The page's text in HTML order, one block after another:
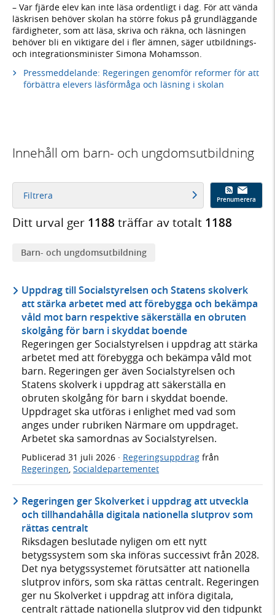
– Var fjärde elev kan inte läsa ordentligt i dag. För att vända
läskrisen behöver skolan ha större fokus på grundläggande
färdigheter, som att läsa, skriva och räkna, och läsningen
behöver bli en viktigare del i fler ämnen, säger utbildnings-
och integrationsminister Simona Mohamsson.
Pressmeddelande: Regeringen genomför reformer för att
förbättra elevers läsförmåga och läsning i skolan
Innehåll om barn- och ungdomsutbildning
Filtrera Prenumerera
Ditt urval ger 1188 träffar av totalt 1188
Barn- och ungdomsutbildning
Uppdrag till Socialstyrelsen och Statens skolverk
att stärka arbetet med att förebygga och bekämpa
våld mot barn respektive säkerställa en obruten
skolgång för barn i skyddat boende
Regeringen ger Socialstyrelsen i uppdrag att stärka
arbetet med att förebygga och bekämpa våld mot
barn. Regeringen ger även Socialstyrelsen och
Statens skolverk i uppdrag att säkerställa en
obruten skolgång för barn i skyddat boende.
Uppdraget ska utföras i enlighet med vad som
anges under rubriken Närmare om uppdraget.
Arbetet ska samordnas av Socialstyrelsen.
Publicerad 31 juli 2026 · Regeringsuppdrag från
Regeringen, Socialdepartementet
Regeringen ger Skolverket i uppdrag att utveckla
och tillhandahålla digitala nationella slutprov som
rättas centralt
Riksdagen beslutade nyligen om ett nytt
betygssystem som ska införas successivt från 2028.
Det nya betygssystemet förutsätter att nationella
slutprov införs, som ska rättas centralt. Regeringen
ger nu Skolverket i uppdrag att införa digitala,
centralt rättade nationella slutprov vid den tidpunkt